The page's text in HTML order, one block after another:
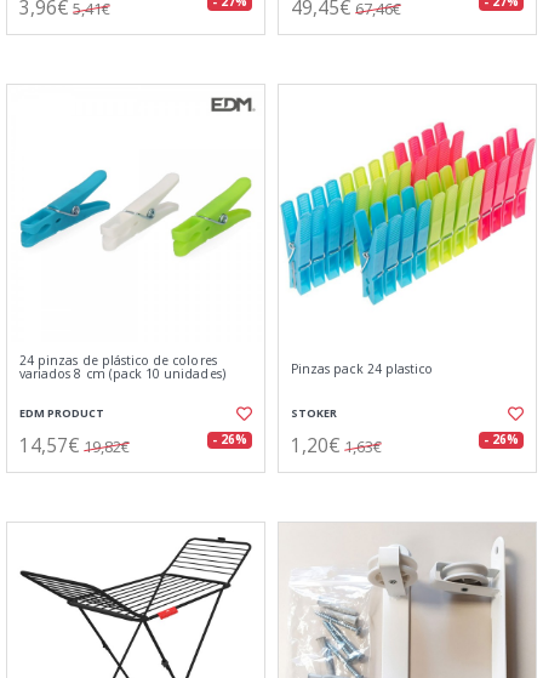
3,96€ 5,41€ 49,45€ 67,46€
24 pinzas de plástico de colores
variados 8 cm (pack 10 unidades)
EDM PRODUCT
14,57€ 19,82€ - 26%
Pinzas pack 24 plastico
STOKER
1,20€ 1,63€ - 26%